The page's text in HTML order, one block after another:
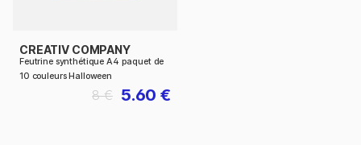
CREATIV COMPANY
Feutrine synthétique A4 paquet de
10 couleurs Halloween
5.60 €
8 €